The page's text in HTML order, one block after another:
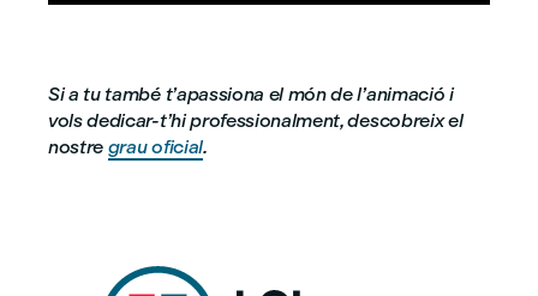
Si a tu també t’apassiona el món de l’animació i
vols dedicar-t’hi professionalment, descobreix el
nostre grau oficial.